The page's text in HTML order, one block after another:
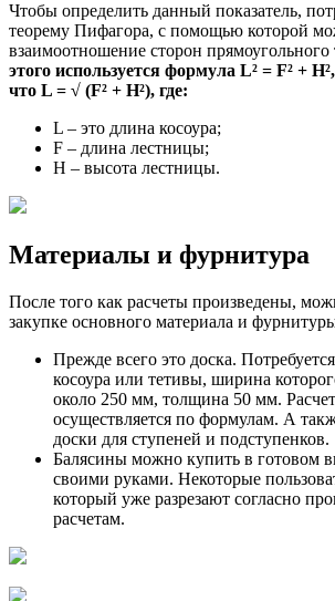
Чтобы определить данный показатель,
теорему Пифагора, с помощью которой
взаимоотношение сторон прямоугольного
этого используется формула L² = F² +
что L = √ (F² + H²), где:
L – это длина косоура;
F – длина лестницы;
Н – высота лестницы.
Материалы и фурнитура
После того как расчеты произведены,
закупке основного материала и
Прежде всего это доска.
косоура или тетивы, ширина
около 250 мм, толщина 50 мм.
осуществляется по формулам. А
доски для ступеней и подступенков.
Балясины можно купить в готовом
своими руками. Некоторые
который уже разрезают согласно
расчетам.